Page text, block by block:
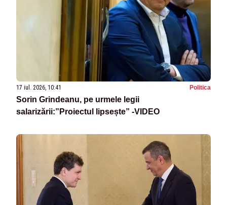
17 iul. 2026, 10:41 Politica
Sorin Grindeanu, pe urmele legii
salarizării:”Proiectul lipsește” -VIDEO